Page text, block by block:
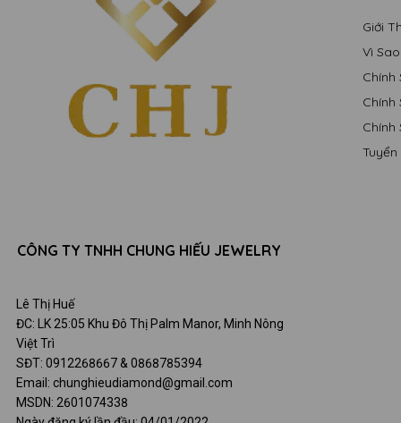
CÔNG TY TNHH CHUNG HIẾU JEWELRY
Lê Thị Huế
ĐC: LK 25:05 Khu Đô Thị Palm Manor, Minh Nông
Việt Trì
SĐT: 0912268667 & 0868785394
Email: chunghieudiamond@gmail.com
MSDN: 2601074338
Giới
Vì
Chính
Chính
Chính